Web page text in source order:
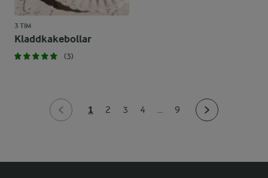
3 TIM
Kladdkakebollar
(3)
1 2 3 4 ... 9